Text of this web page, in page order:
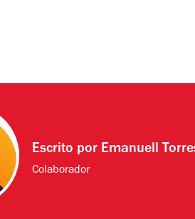
Escrito por Emanuell
Colaborador